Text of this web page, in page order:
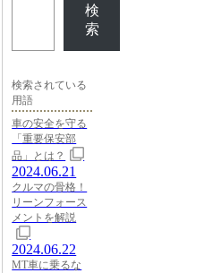
検
索
検索されている
用語
車の安全を守る
「重要保安部
品」とは？
2024.06.21
クルマの骨格！
リーンフォース
メントを解説
2024.06.22
MT車に乗るな